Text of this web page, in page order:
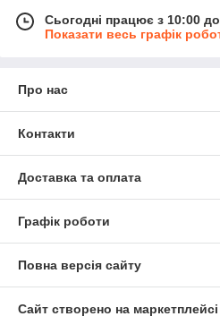
Сьогодні працює з 10:00
Показати весь графік
Про нас
Контакти
Доставка та оплата
Графік роботи
Повна версія сайту
Сайт створено на маркетплейсі